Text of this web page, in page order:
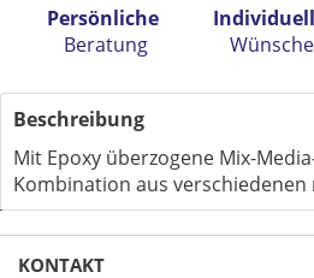
Persönliche
Beratung
Wünsche
Beschreibung
Mit Epoxy überzogene Mix-
Kombination aus verschiedenen
KONTAKT